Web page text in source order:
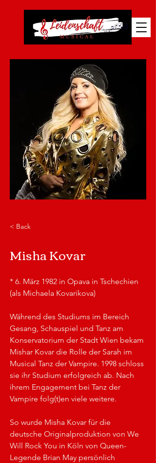
< Back
Misha Kovar
* 6. März 1982 in Opava in Tschechien
(als Michaela Kovarikova)
Während des Studiums im Bereich
Gesang, Schauspiel und Tanz am
Konservatorium der Stadt Wien bekam
Mishar Kovar die Rolle der Sarah im
Musical Tanz der Vampire. 1998 schloss
sie ihr Studium erfolgreich ab. Nach
ihrem Engagement bei Tanz der
Vampire folg(t)en viele weitere.
So wurde Misha Kovar für die
deutsche Originalproduktion von We
Will Rock You in Köln von Queen-
Legende Brian May persönlich